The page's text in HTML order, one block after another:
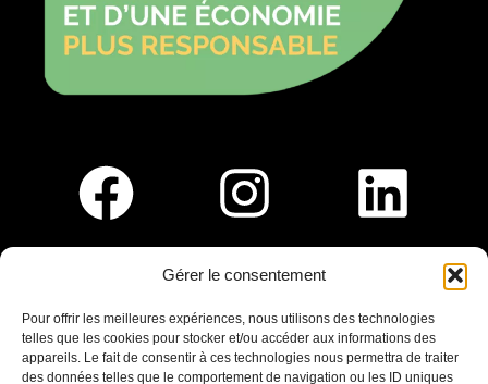
Gérer le consentement
Pour offrir les meilleures expériences, nous utilisons des technologies
telles que les cookies pour stocker et/ou accéder aux informations des
appareils. Le fait de consentir à ces technologies nous permettra de traiter
des données telles que le comportement de navigation ou les ID uniques
Saint-Germain-En-Laye
Ligne R2-Nord